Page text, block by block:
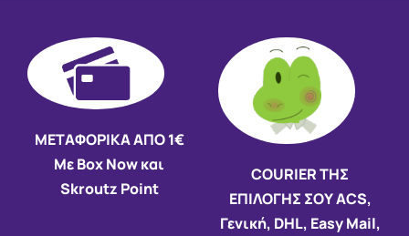
ΜΕΤΑΦΟΡΙΚΑ ΑΠΟ 1€
Με Box Now και
Skroutz Point
COURIER ΤΗΣ
ΕΠΙΛΟΓΗΣ ΣΟΥ ACS,
Γενική, DHL, Easy Mail,